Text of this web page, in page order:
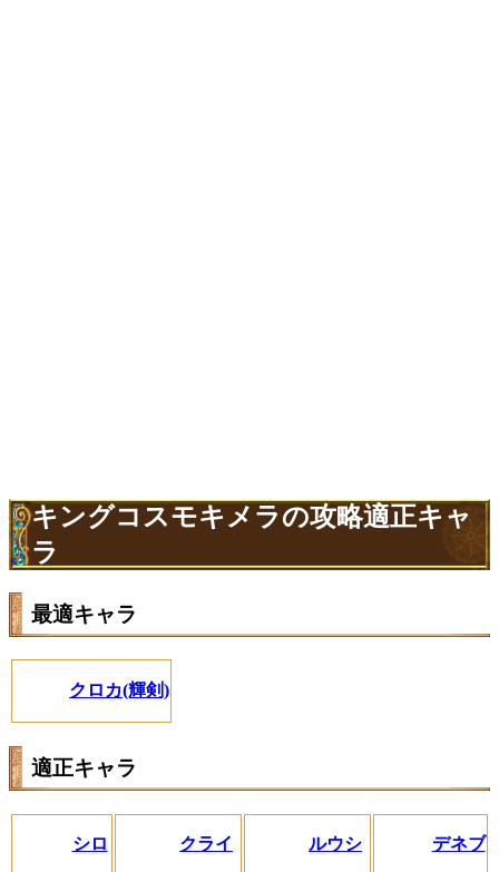
キングコスモキメラの攻略適正キャ
ラ
最適キャラ
クロカ(輝剣)
適正キャラ
シロ クライ ルウシ デネブ